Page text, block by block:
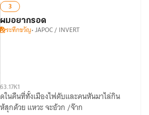
3
ผมอยากรอด
ระทึกขวัญ• JAPOC / INVERT
63.17K1
นคืนที่ทั้งเมืองไฟดับและคนหันมาไล่กิน
สุกด้วย แหวะ จะอ้วก /จ๊าก